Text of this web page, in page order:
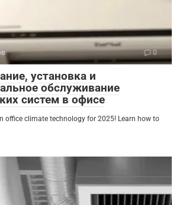
0
установка и
обслуживание
систем в офисе
office climate technology for 2025! Learn how to